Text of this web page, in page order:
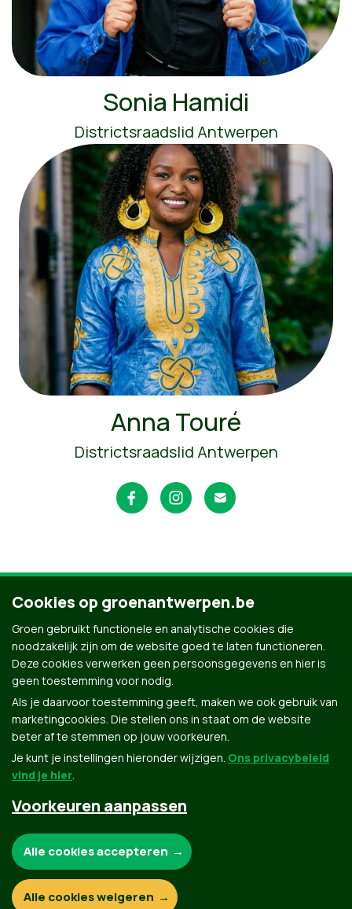
Sonia Hamidi
Districtsraadslid Antwerpen
Anna Touré
Districtsraadslid Antwerpen
Ontdek al onze mensen
Groen.be
Contact Privacybeleid
Cookies op groenantwerpen.be
Groen gebruikt functionele en analytische cookies die
noodzakelijk zijn om de website goed te laten functioneren.
Deze cookies verwerken geen persoonsgegevens en hier is
geen toestemming voor nodig.
Als je daarvoor toestemming geeft, maken we ook gebruik van
marketingcookies. Die stellen ons in staat om de website
beter af te stemmen op jouw voorkeuren.
Je kunt je instellingen hieronder wijzigen. Ons privacybeleid
vind je hier.
Voorkeuren aanpassen
Functionele en analytische cookies:
Alle cookies accepteren
Alle cookies weigeren